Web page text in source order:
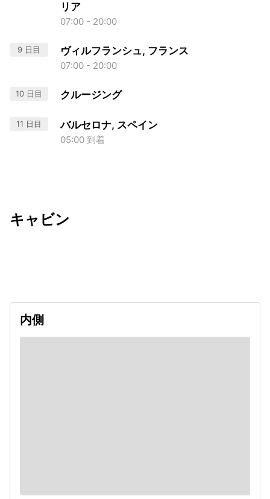
リア
07:00 - 20:00
9 日目 ヴィルフランシュ, フランス
07:00 - 20:00
10 日目 クルージング
11 日目 バルセロナ, スペイン
05:00 到着
キャビン
内側